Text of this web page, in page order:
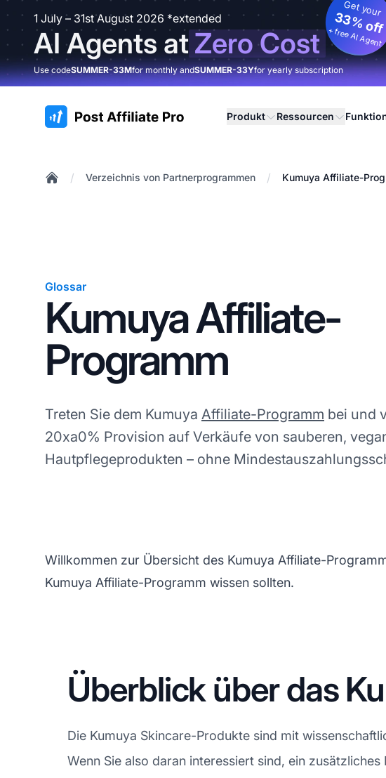
1 July – 31st August 2026 *extended
AI Agents atZero Cost
Get your
33% off
+ free AI Agent
Use codeSUMMER-33Mfor monthly andSUMMER-33Yfor yearly subscription
:site.title Produkt Ressourcen
/ Verzeichnis von Partnerprogrammen / Kumuya Affiliate-
Glossar
Kumuya Affiliate-
Programm
Treten Sie dem Kumuya Affiliate-Programm bei und
20xa0% Provision auf Verkäufe von sauberen,
Hautpflegeprodukten – ohne
Willkommen zur Übersicht des Kumuya Affiliate-
Kumuya Affiliate-Programm wissen sollten.
Überblick über das
Die Kumuya Skincare-Produkte sind mit
Wenn Sie also daran interessiert sind, ein